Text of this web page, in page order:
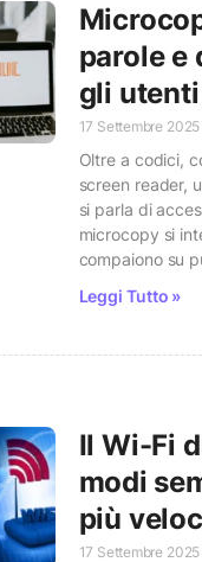
parole e
gli utenti
17 Settembre 2025
Oltre a codici,
screen reader,
si parla di
microcopy si
compaiono su
Leggi Tutto »
Il Wi-Fi
modi
più
17 Settembre 2025